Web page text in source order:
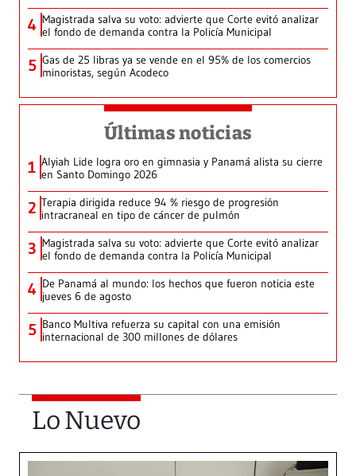
4 Magistrada salva su voto: advierte que Corte evitó analizar
el fondo de demanda contra la Policía Municipal
5 Gas de 25 libras ya se vende en el 95% de los comercios
minoristas, según Acodeco
Últimas noticias
1 Alyiah Lide logra oro en gimnasia y Panamá alista su cierre
en Santo Domingo 2026
2 Terapia dirigida reduce 94 % riesgo de progresión
intracraneal en tipo de cáncer de pulmón
3 Magistrada salva su voto: advierte que Corte evitó analizar
el fondo de demanda contra la Policía Municipal
4 De Panamá al mundo: los hechos que fueron noticia este
jueves 6 de agosto
5 Banco Multiva refuerza su capital con una emisión
internacional de 300 millones de dólares
Lo Nuevo